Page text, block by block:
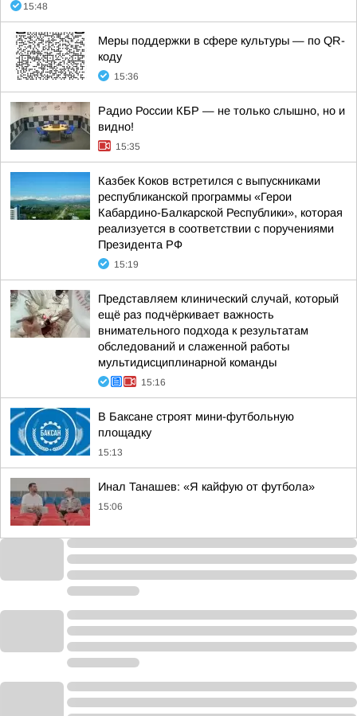
15:48
Меры поддержки в сфере культуры — по QR-
коду
15:36
Радио России КБР — не только слышно, но и
видно!
15:35
Казбек Коков встретился с выпускниками
республиканской программы «Герои
Кабардино-Балкарской Республики», которая
реализуется в соответствии с поручениями
Президента РФ
15:19
Представляем клинический случай, который
ещё раз подчёркивает важность
внимательного подхода к результатам
обследований и слаженной работы
мультидисциплинарной команды
15:16
В Баксане строят мини-футбольную
площадку
15:13
Инал Танашев: «Я кайфую от футбола»
15:06